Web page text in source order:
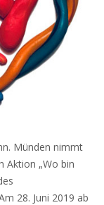
Münden nimmt
Aktion „Wo bin
28. Juni 2019 ab